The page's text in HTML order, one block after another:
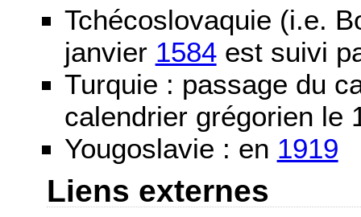
Tchécoslovaquie (i.e.
janvier 1584est suivi
Turquie : passage du
calendrier grégorien le
Yougoslavie : en 1919
Liens externes